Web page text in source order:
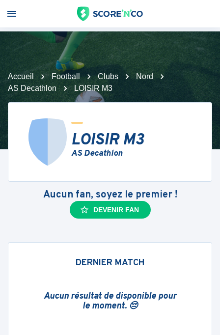
Accueil Football Clubs
Nord
AS Decathlon
LOISIR M3
LOISIR M3
AS Decathlon
Aucun fan, soyez le premier !
DEVENIR FAN
DERNIER MATCH
Aucun résultat de disponible pour
le moment. 😔